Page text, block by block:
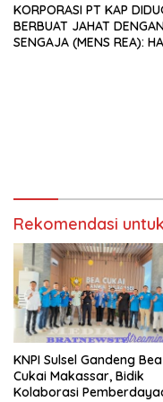
KORPORASI PT KAP
BERBUAT JAHAT
SENGAJA (MENS REA):
Rekomendasi
KNPI Sulsel Gandeng Bea
Cukai Makassar, Bidik
Kolaborasi